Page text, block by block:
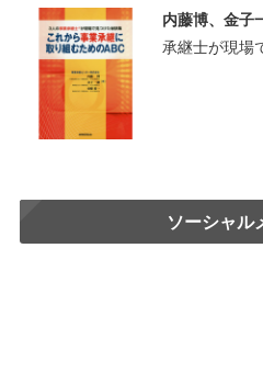
内藤博、金
承継士が現場
ソーシャル